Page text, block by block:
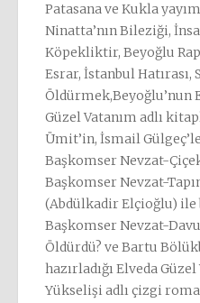
Patasana ve Kukla
Ninatta’nın Bileziği,
Köpekliktir, Beyoğlu
Esrar, İstanbul Hatırası,
Öldürmek,Beyoğlu’nun
Güzel Vatanım adlı
Ümit’in, İsmail
Başkomser Nevzat-
Başkomser Nevzat-
(Abdülkadir Elçioğlu) ile
Başkomser Nevzat-
Öldürdü? ve Bartu
hazırladığı Elveda
Yükselişi adlı çizgi